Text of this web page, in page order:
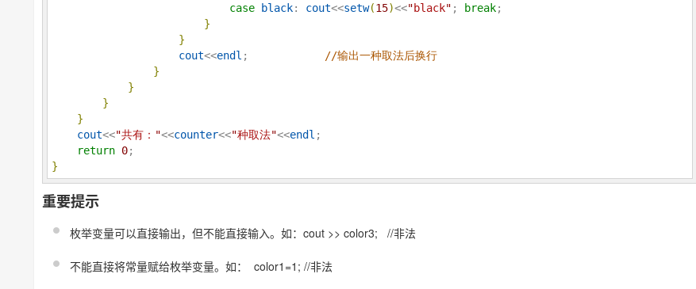
case
black: cout<<setw(15)<<"black" ; break;
}
}
cout<<endl ;
//输出一种取法后换行
}
}
}
}
cout<<"共有： "<<counter<<"种取法"<<endl ;
return 0
}
重要提示
枚举变量可以直接输出，但不能直接输入。如：cout >> color3; //非法
不能直接将常量赋给枚举变量。如： color1=1; //非法